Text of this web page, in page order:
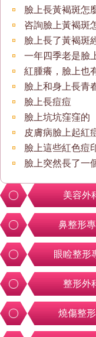
臉上長黃褐斑怎
咨詢臉上黃褐斑
臉上長了黃褐斑
一年四季老是臉
紅腫癢，臉上也
臉上和身上長青
臉上長痘痘
臉上坑坑窪窪的
皮膚病臉上起紅
臉上這些紅色痘
臉上突然長了一
美容外
鼻整形
眼睑整形
整形外
燒傷整